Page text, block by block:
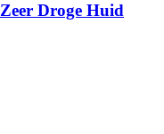
Droge Huid